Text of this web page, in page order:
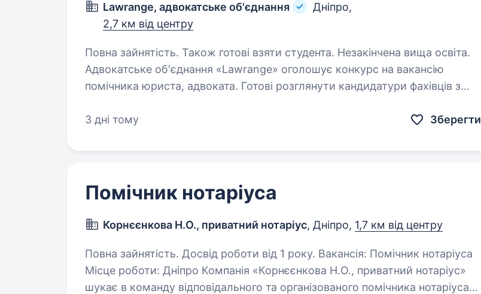
Lawrange, адвокатське об'єднання
Дніпро,
2,7 км від центру
Повна зайнятість. Також готові взяти студента. Незакінчена вища освіта.
Адвокатське об'єднання «Lawrange» оголошує конкурс на вакансію
помічника юриста, адвоката. Готові розглянути кандидатури фахівців з
курсів…
3 дні тому Зберегти
Помічник нотаріуса
Корнєєнкова Н.О., приватний нотаріус, Дніпро, 1,7 км від центру
Повна зайнятість. Досвід роботи від 1 року. Вакансія: Помічник нотаріуса
Місце роботи: Дніпро Компанія «Корнєєнкова Н.О., приватний нотаріус»
шукає в команду відповідального та організованого помічника нотаріуса